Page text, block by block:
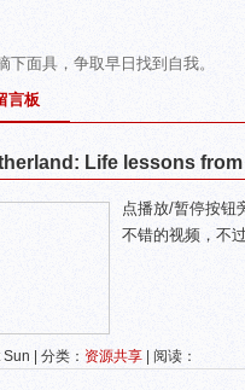
下面具，争取早日找到自我。
言板
Life lessons from
点播放/暂停按钮
不错的视频，不
| 分类： 资源共享 | 阅读：